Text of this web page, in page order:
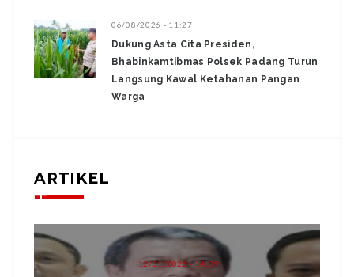
06/08/2026 - 11:27
Dukung Asta Cita Presiden,
Bhabinkamtibmas Polsek Padang Turun
Langsung Kawal Ketahanan Pangan
Warga
ARTIKEL
12/01/2026 - 14:39